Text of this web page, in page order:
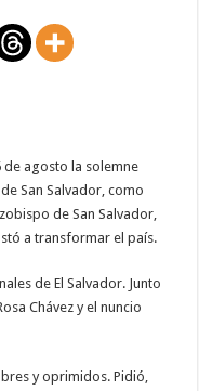
de agosto la solemne
San Salvador, como
de San Salvador,
a transformar el país.
de El Salvador. Junto
Chávez y el nuncio
y oprimidos. Pidió,